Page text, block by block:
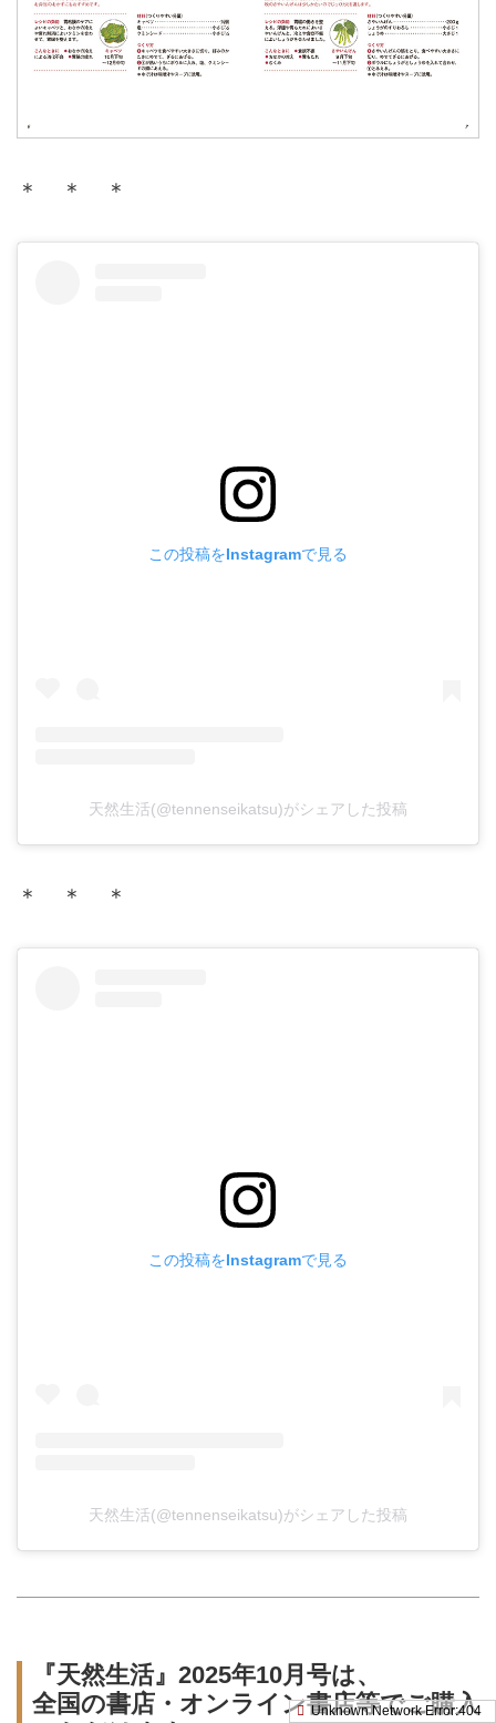
＊ ＊ ＊
この投稿をInstagramで見る
天然生活(@tennenseikatsu)がシェアした投稿
＊ ＊ ＊
この投稿をInstagramで見る
天然生活(@tennenseikatsu)がシェアした投稿
『天然生活』2025年10月号は、
全国の書店・オンライン書店等でご購入